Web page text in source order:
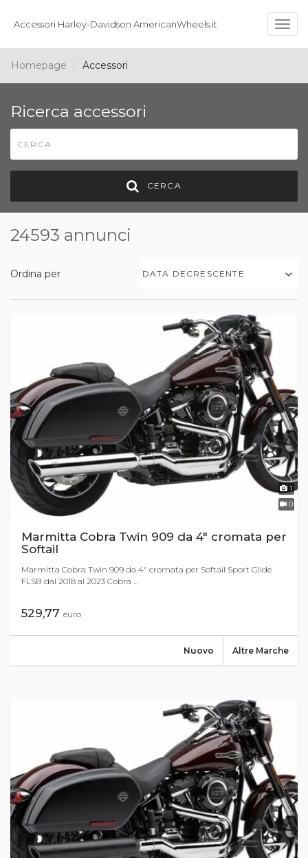
Accessori Harley-Davidson AmericanWheels.it
Homepage Accessori
Ricerca accessori
CERCA
24593 annunci
Ordina per DATA DECRESCENTE
1
0
Marmitta Cobra Twin 909 da 4" cromata per
Softail
Marmitta Cobra Twin 909 da 4" cromata per Softail Sport Glide
FLSB dal 2018 al 2023 Cobra ...
529,77 euro
Altre Marche
Nuovo